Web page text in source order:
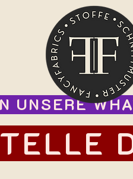
UNSERE